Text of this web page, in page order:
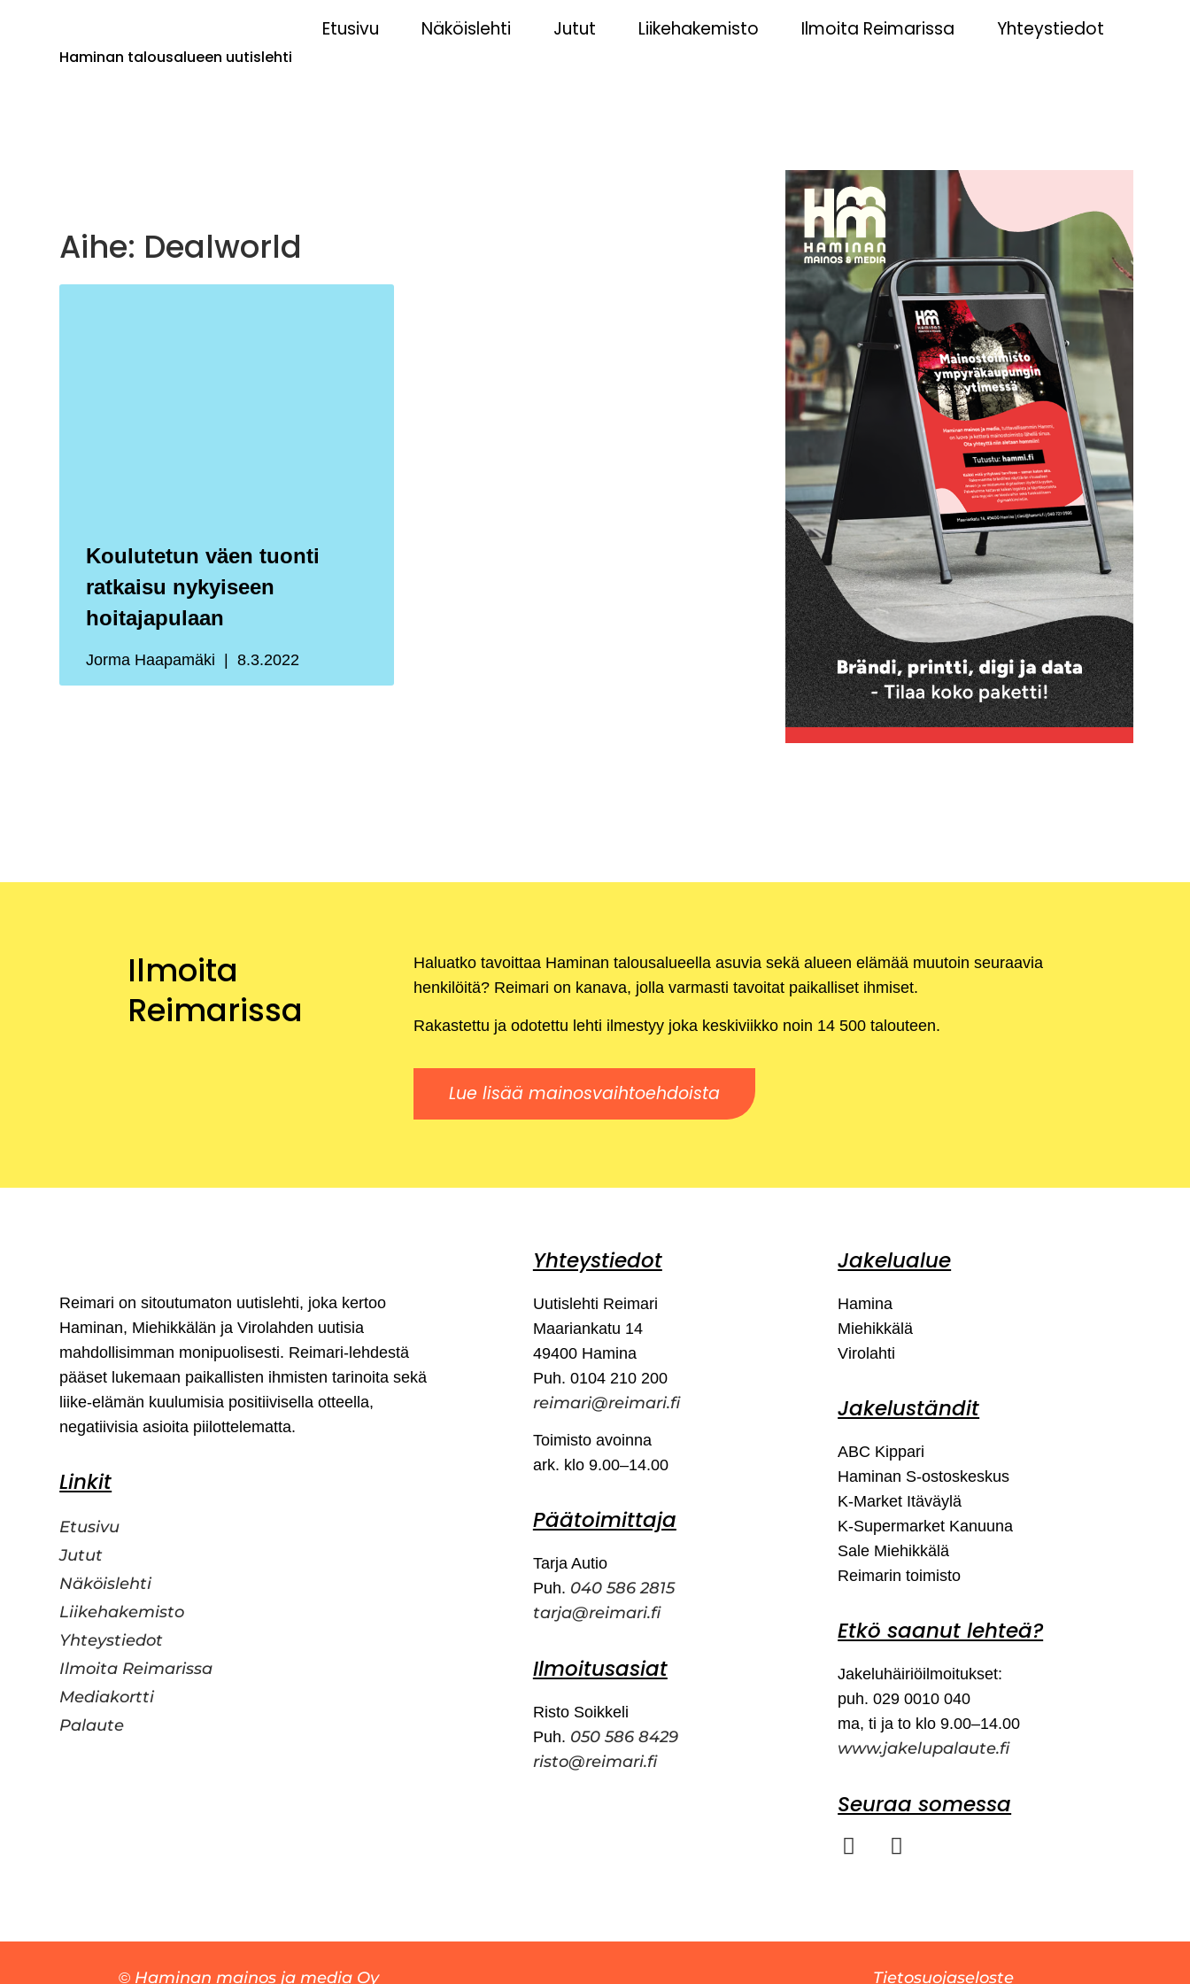
Haminan talousalueen uutislehti
Etusivu Näköislehti Jutut Liikehakemisto Ilmoita Reimarissa Yhteystiedot
Aihe: Dealworld
Koulutetun väen tuonti
ratkaisu nykyiseen
hoitajapulaan
Jorma Haapamäki 8.3.2022
Ilmoita
Reimarissa
Haluatko tavoittaa Haminan talousalueella asuvia sekä alueen elämää muutoin seuraavia
henkilöitä? Reimari on kanava, jolla varmasti tavoitat paikalliset ihmiset.
Rakastettu ja odotettu lehti ilmestyy joka keskiviikko noin 14 500 talouteen.
Lue lisää mainosvaihtoehdoista
Reimari on sitoutumaton uutislehti, joka kertoo
Haminan, Miehikkälän ja Virolahden uutisia
mahdollisimman monipuolisesti. Reimari-lehdestä
pääset lukemaan paikallisten ihmisten tarinoita sekä
liike-elämän kuulumisia positiivisella otteella,
negatiivisia asioita piilottelematta.
Linkit
Etusivu
Jutut
Näköislehti
Liikehakemisto
Yhteystiedot
Ilmoita Reimarissa
Mediakortti
Palaute
Yhteystiedot
Uutislehti Reimari
Maariankatu 14
49400 Hamina
Puh. 0104 210 200
reimari@reimari.fi
Toimisto avoinna
ark. klo 9.00–14.00
Päätoimittaja
Tarja Autio
Puh. 040 586 2815
tarja@reimari.fi
Ilmoitusasiat
Risto Soikkeli
Puh. 050 586 8429
risto@reimari.fi
Jakelualue
Hamina
Miehikkälä
Virolahti
Jakeluständit
ABC Kippari
Haminan S-ostoskeskus
K-Market Itäväylä
K-Supermarket Kanuuna
Sale Miehikkälä
Reimarin toimisto
Etkö saanut lehteä?
Jakeluhäiriöilmoitukset:
puh. 029 0010 040
ma, ti ja to klo 9.00–14.00
www.jakelupalaute.fi
Seuraa somessa
© Haminan mainos ja media Oy Tietosuojaseloste